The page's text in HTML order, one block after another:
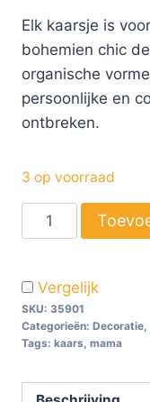
Elk kaarsje is
bohemien chic
organische
persoonlijke en
ontbreken.
3 op voorraad
Vergelijk
SKU: 35901
Categorieën: Decoratie
Tags: kaars mama